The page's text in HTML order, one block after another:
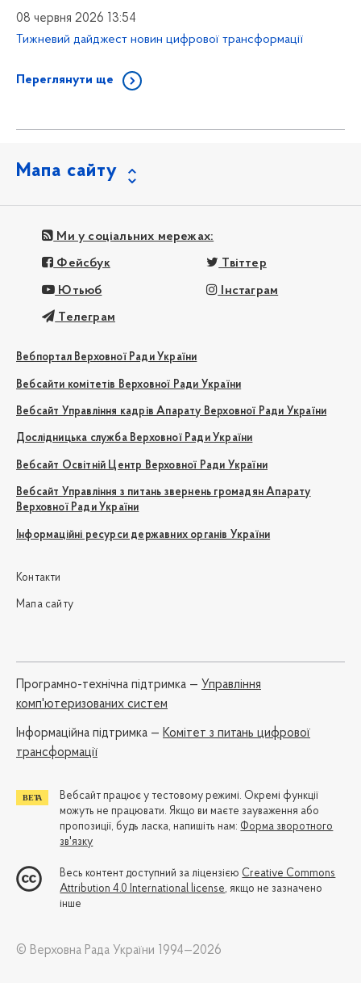
08 червня 2026 13:54
Тижневий дайджест новин цифрової трансформації
Переглянути ще
Мапа сайту
Ми у соціальних мережах:
Фейсбук Твіттер
Ютьюб Інстаграм
Телеграм
Вебпортал Верховної Ради України
Вебсайти комітетів Верховної Ради України
Вебсайт Управління кадрів Апарату Верховної Ради України
Дослідницька служба Верховної Ради України
Вебсайт Освітній Центр Верховної Ради України
Вебсайт Управління з питань звернень громадян Апарату
Верховної Ради України
Інформаційні ресурси державних органів України
Контакти
Мапа сайту
Програмно-технічна підтримка — Управління
комп'ютеризованих систем
Iнформаційна підтримка — Комітет з питань цифрової
трансформації
Вебсайт працює у тестовому режимі. Окремі функції
можуть не працювати. Якщо ви маєте зауваження або
пропозиції, будь ласка, напишіть нам: Форма зворотного
зв'язку
Весь контент доступний за ліцензією Creative Commons
Attribution 4.0 International license, якщо не зазначено
інше
© Верховна Рада України 1994—2026